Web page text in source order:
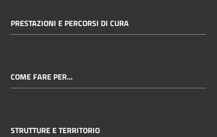
PRESTAZIONI E PERCORSI DI CURA
COME FARE PER...
STRUTTURE E TERRITORIO